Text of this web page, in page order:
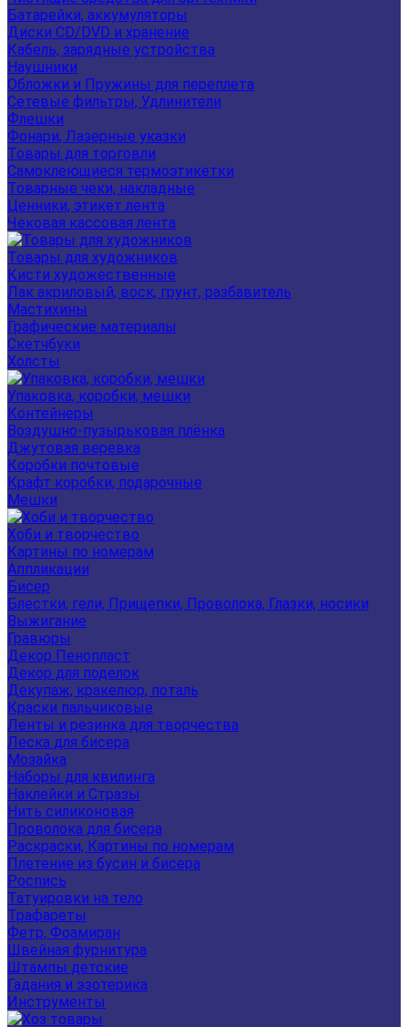
Батарейки, аккумуляторы
Диски CD/DVD и хранение
Кабель, зарядные устройства
Наушники
Обложки и Пружины для переплета
Сетевые фильтры, Удлинители
Флешки
Фонари, Лазерные указки
Товары для торговли
Самоклеющиеся термоэтикетки
Товарные чеки, накладные
Ценники, этикет лента
Чековая кассовая лента
Товары для художников
Кисти художественные
Лак акриловый, воск, грунт, разбавитель
Мастихины
Графические материалы
Скетчбуки
Холсты
Упаковка, коробки, мешки
Контейнеры
Воздушно-пузырьковая плёнка
Джутовая веревка
Коробки почтовые
Крафт коробки, подарочные
Мешки
Хоби и творчество
Картины по номерам
Аппликации
Бисер
Блестки, гели, Прищепки, Проволока, Глазки, носики
Выжигание
Гравюры
Декор Пенопласт
Декор для поделок
Декупаж, кракелюр, поталь
Краски пальчиковые
Ленты и резинка для творчества
Леска для бисера
Мозайка
Наборы для квилинга
Наклейки и Стразы
Нить силиконовая
Проволока для бисера
Раскраски, Картины по номерам
Плетение из бусин и бисера
Роспись
Татуировки на тело
Трафареты
Фетр, Фоамиран
Швейная фурнитура
Штампы детские
Гадания и эзотерика
Инструменты